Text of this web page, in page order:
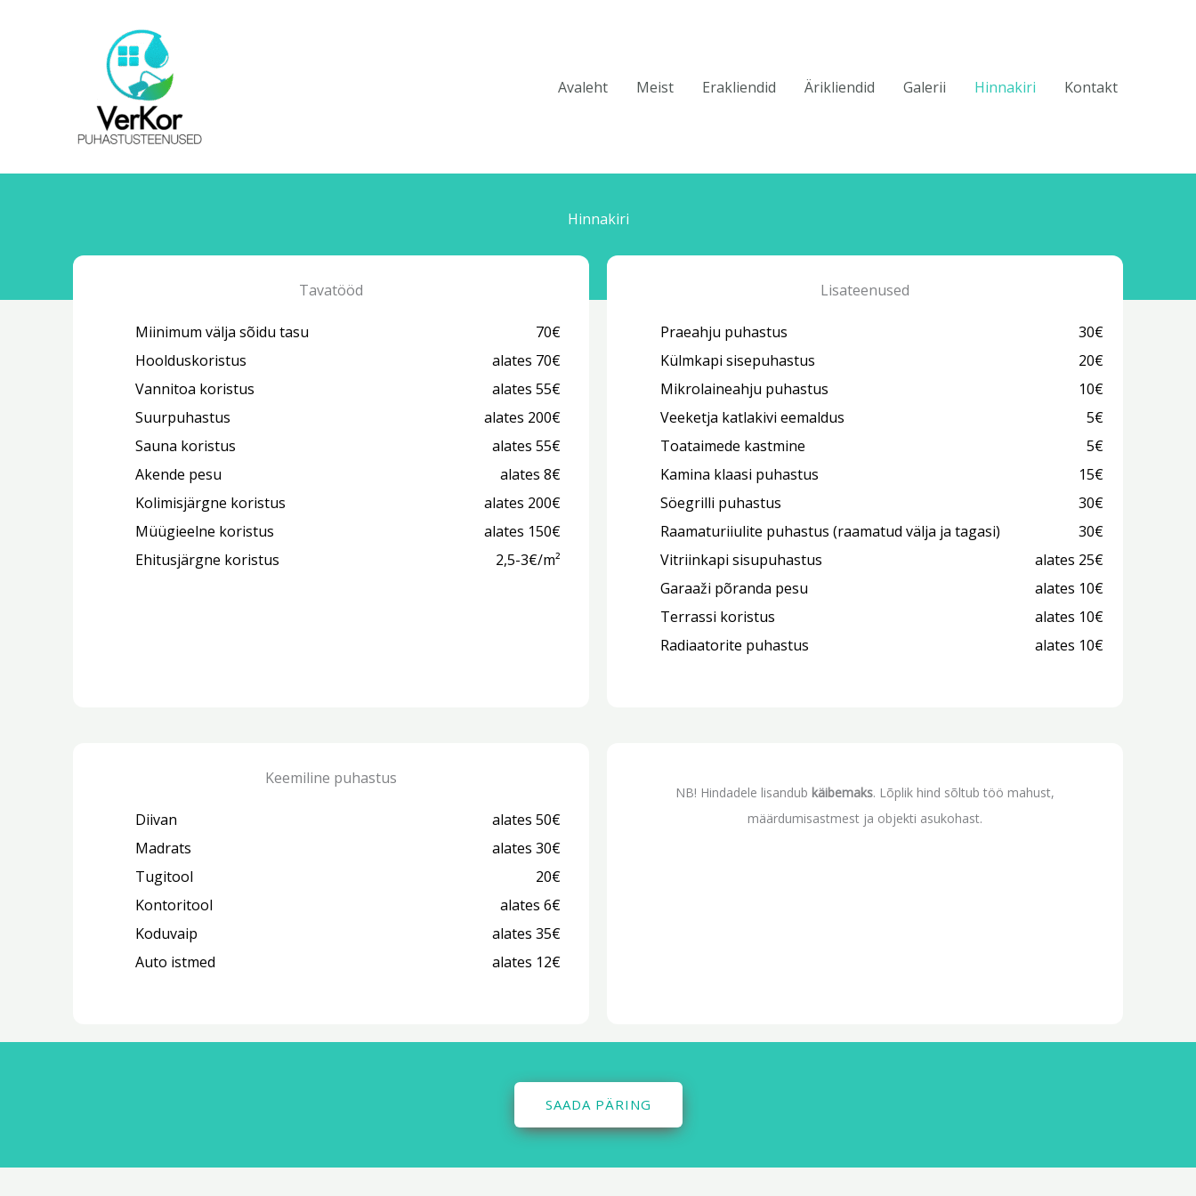
Avaleht
Meist Erakliendid Ärikliendid Galerii Hinnakiri Kontakt
Hinnakiri
Tavatööd
Miinimum välja sõidu tasu
70€
Hoolduskoristus
alates 70€
Vannitoa koristus
alates 55€
Suurpuhastus
alates 200€
Sauna koristus
alates 55€
Akende pesu
alates 8€
Kolimisjärgne koristus
alates 200€
Müügieelne koristus
alates 150€
Ehitusjärgne koristus
2,5-3€/m²
Lisateenused
Praeahju puhastus
30€
Külmkapi sisepuhastus
20€
Mikrolaineahju puhastus
10€
Veeketja katlakivi eemaldus
5€
Toataimede kastmine
5€
Kamina klaasi puhastus
15€
Söegrilli puhastus
30€
Raamaturiiulite puhastus (raamatud välja ja tagasi)
30€
Vitriinkapi sisupuhastus
alates 25€
Garaaži põranda pesu
alates 10€
Terrassi koristus
alates 10€
Radiaatorite puhastus
alates 10€
Keemiline puhastus
Diivan
alates 50€
Madrats
alates 30€
Tugitool
20€
Kontoritool
alates 6€
Koduvaip
alates 35€
Auto istmed
alates 12€
NB! Hindadele lisandub käibemaks. Lõplik hind sõltub töö mahust,
määrdumisastmest ja objekti asukohast.
SAADA PÄRING